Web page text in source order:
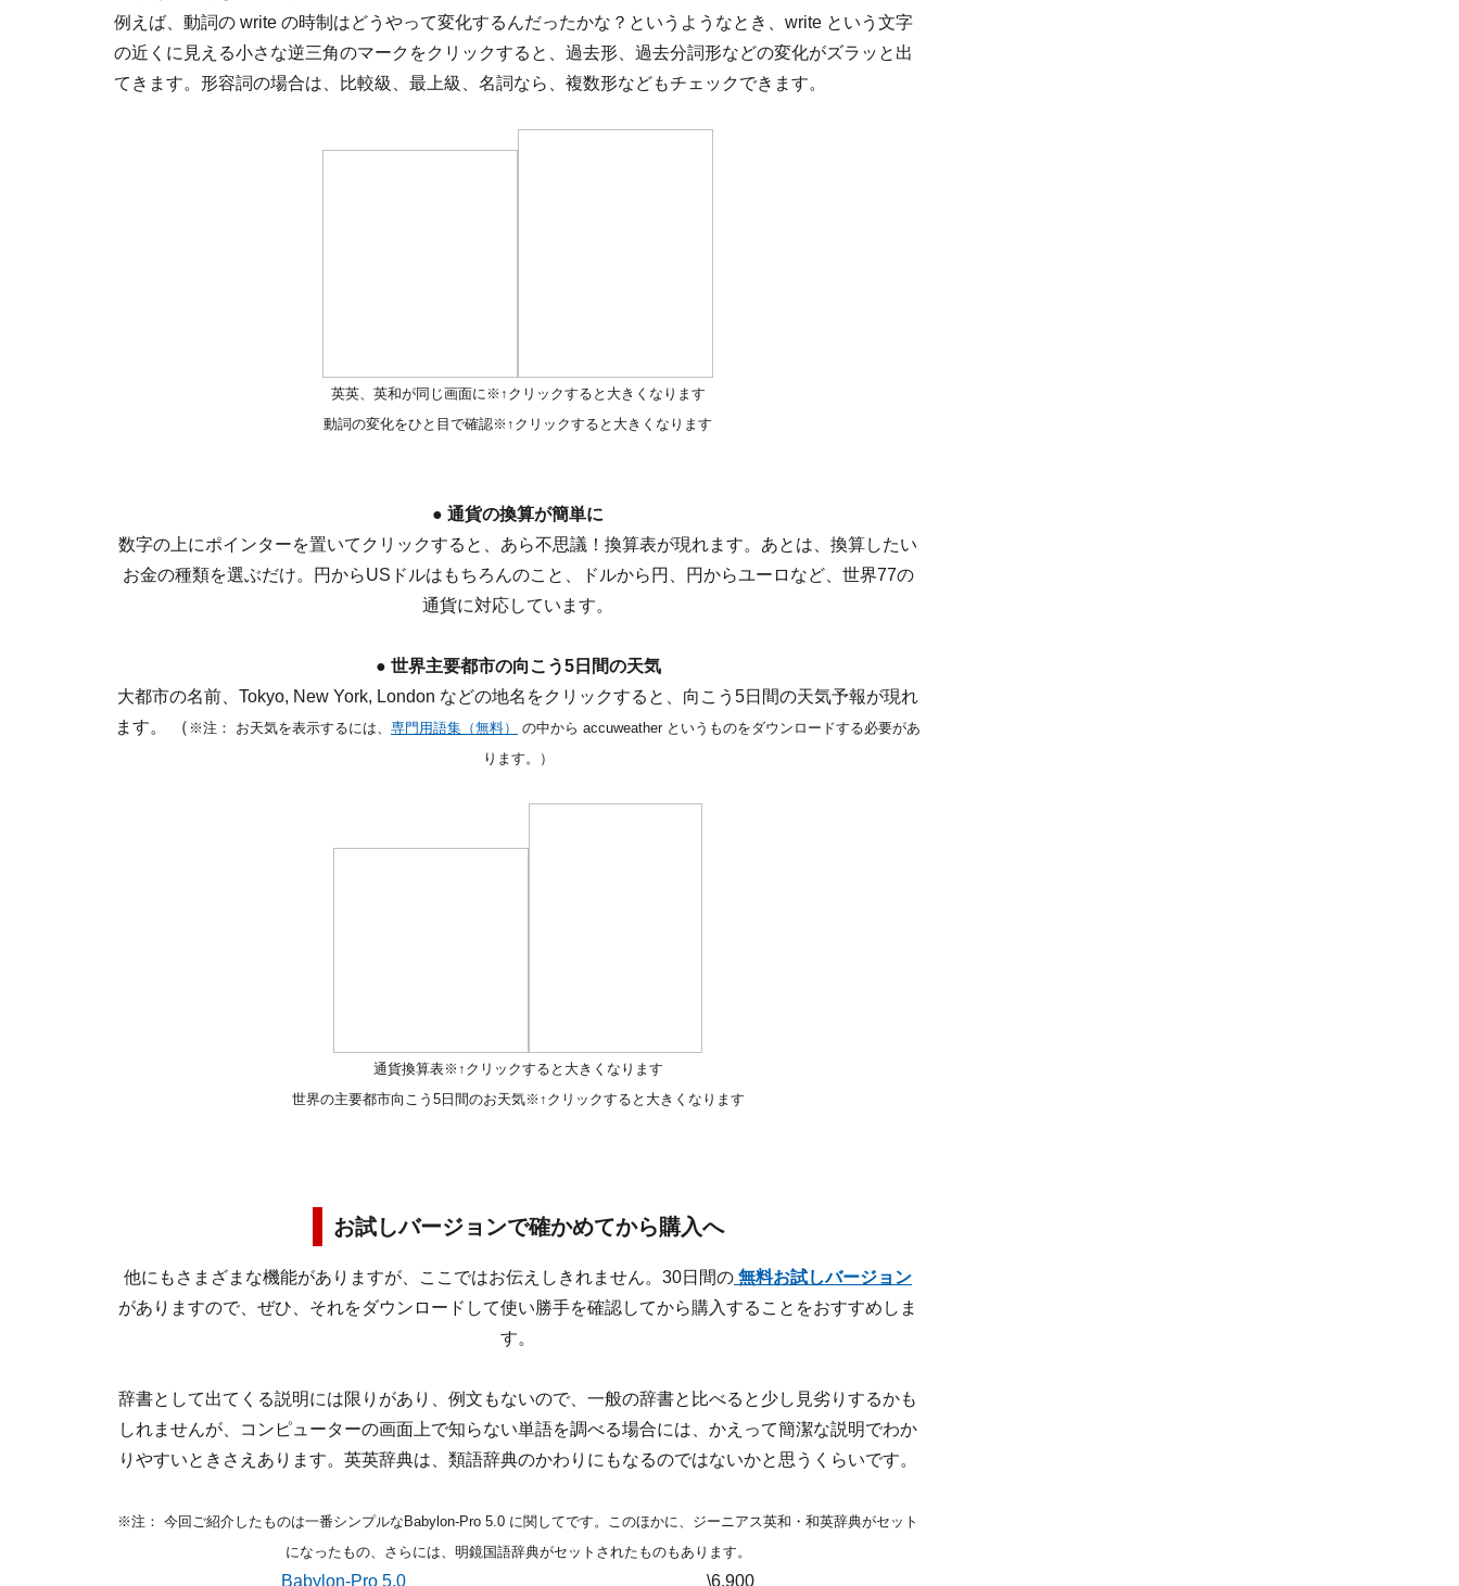
例えば、動詞の write の時制はどうやって変化するんだったかな？というようなとき、write という文字
の近くに見える小さな逆三角のマークをクリックすると、過去形、過去分詞形などの変化がズラッと出
てきます。形容詞の場合は、比較級、最上級、名詞なら、複数形などもチェックできます。
英英、英和が同じ画面に※↑クリックすると大きくなります
動詞の変化をひと目で確認※↑クリックすると大きくなります
● 通貨の換算が簡単に
数字の上にポインターを置いてクリックすると、あら不思議！換算表が現れます。あとは、換算したい
お金の種類を選ぶだけ。円からUSドルはもちろんのこと、ドルから円、円からユーロなど、世界77の
通貨に対応しています。
● 世界主要都市の向こう5日間の天気
大都市の名前、Tokyo, New York, London などの地名をクリックすると、向こう5日間の天気予報が現れ
ます。 （ ※注： お天気を表示するには、 専門用語集（無料）
の中から accuweather というものをダウンロードする必要があ
ります。）
通貨換算表※↑クリックすると大きくなります
世界の主要都市向こう5日間のお天気※↑クリックすると大きくなります
お試しバージョンで確かめてから購入へ
他にもさまざまな機能がありますが、ここではお伝えしきれません。30日間の 無料お試しバージョン
がありますので、ぜひ、それをダウンロードして使い勝手を確認してから購入することをおすすめしま
す。
辞書として出てくる説明には限りがあり、例文もないので、一般の辞書と比べると少し見劣りするかも
しれませんが、コンピューターの画面上で知らない単語を調べる場合には、かえって簡潔な説明でわか
りやすいときさえあります。英英辞典は、類語辞典のかわりにもなるのではないかと思うくらいです。
※注： 今回ご紹介したものは一番シンプルなBabylon-Pro 5.0 に関してです。このほかに、ジーニアス英和・和英辞典がセット
になったもの、さらには、明鏡国語辞典がセットされたものもあります。
Babylon-Pro 5.0 \6,900